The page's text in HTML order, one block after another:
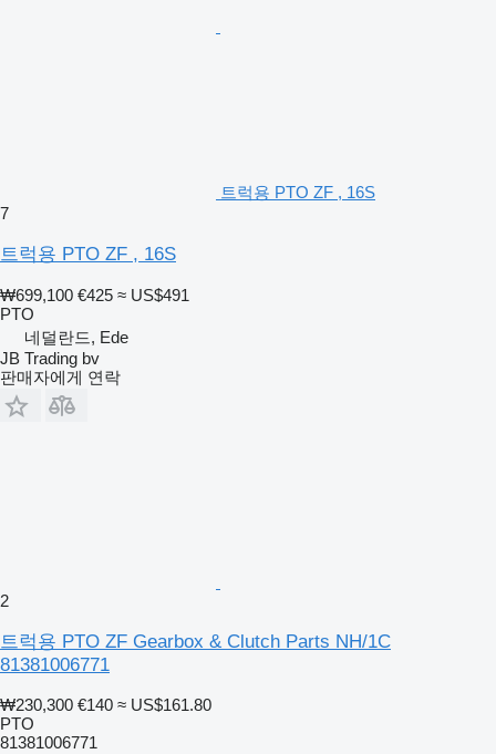
트럭용 PTO ZF , 16S
7
트럭용 PTO ZF , 16S
₩699,100 €425 ≈ US$491
PTO
네덜란드, Ede
JB Trading bv
판매자에게 연락
2
트럭용 PTO ZF Gearbox & Clutch Parts NH/1C
81381006771
₩230,300 €140 ≈ US$161.80
PTO
81381006771